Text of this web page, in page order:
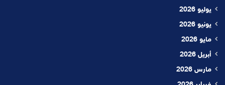
يوليو 2026
يونيو 2026
مايو 2026
أبريل 2026
مارس 2026